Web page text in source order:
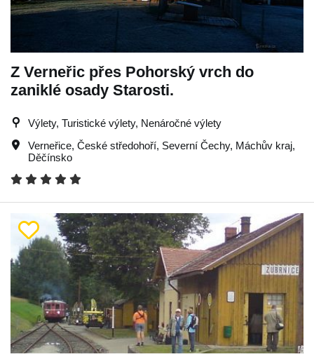
Z Verneřic přes Pohorský vrch do
zaniklé osady Starosti.
Výlety, Turistické výlety, Nenáročné výlety
Verneřice, České středohoří, Severní Čechy, Máchův kraj,
Děčínsko